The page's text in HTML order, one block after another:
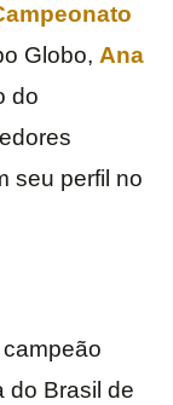
Globo, Ana
do
seu perfil no
do Brasil de